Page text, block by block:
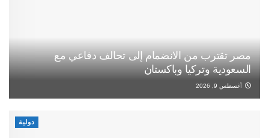
مصر تقترب من الانضمام إلى تحالف دفاعي مع
السعودية وتركيا وباكستان
أغسطس 9, 2026
دولية